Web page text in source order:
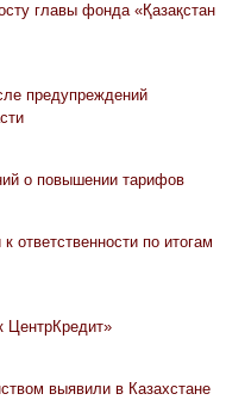
главы фонда «Қазақстан
предупреждений
о повышении тарифов
ответственности по итогам
ЦентрКредит»
выявили в Казахстане